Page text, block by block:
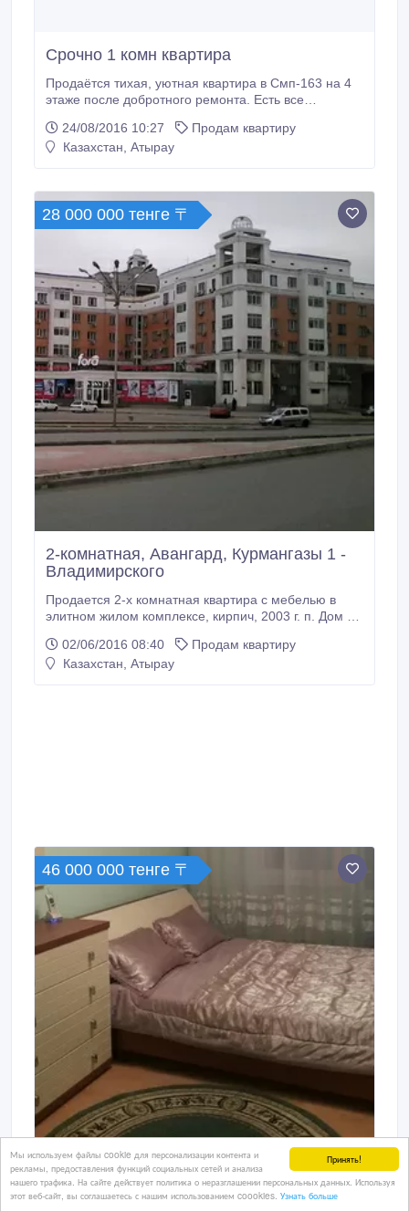
Принять!
Мы используем файлы cookie для персонализации контента и
рекламы, предоставления функций социальных сетей и анализа
нашего трафика. На сайте действует политика о неразглашении персональных данных. Используя
этот веб-сайт, вы соглашаетесь с нашим использованием coookies. Узнать больше
Срочно 1 комн квартира
Продаётся тихая, уютная квартира в Смп-163 на 4
этаже после добротного ремонта. Есть все
проживания. Чистый, аккуратный подъезд,
приветливые дружелюбные соседи,
Документы в полном порядке, не в залоге, долги по
коммунальным платежам отсутствуют.
24/08/2016 10:27
Продам квартиру
Казахстан, Атырау
28 000 000 тенге 〒
2-комнатная, Авангард, Курмангазы 1 -
Владимирского
Продается 2-х комнатная квартира с мебелью в
элитном жилом комплексе, кирпич, 2003 г. п. Дом с
коммуникациями и более высоким уровнем тепло- и
звукоизоляции сталинского типа, наружные стены
02/06/2016 08:40
Продам квартиру
Казахстан, Атырау
46 000 000 тенге 〒